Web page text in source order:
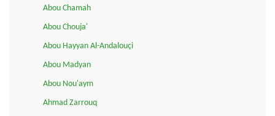
Abou Chamah
Abou Chouja'
Abou Hayyan Al-Andalouçi
Abou Madyan
Abou Nou'aym
Ahmad Zarrouq